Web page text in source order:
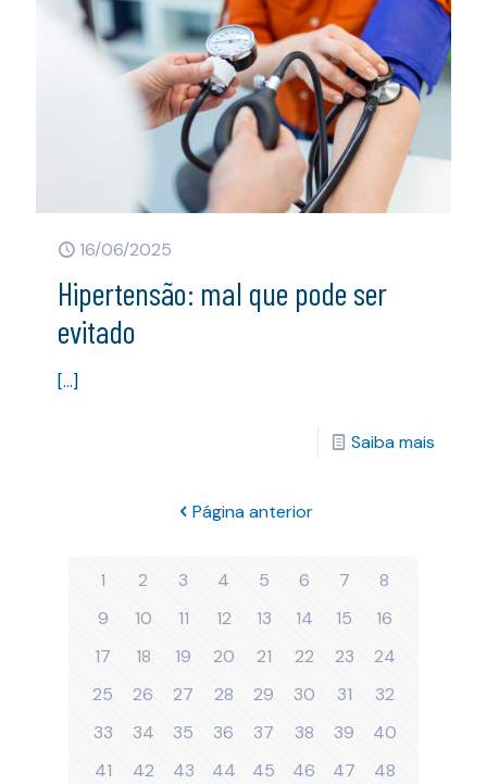
16/06/2025
Hipertensão: mal que pode ser
evitado
[…]
Saiba mais
Página anterior
1 2 3 4 5 6 7
8
9
10 11 12 13 14 15
16
17
18 19 20 21 22 23
24
25
26 27 28 29 30 31
32
33
34 35 36 37 38 39
40
41
42 43 44 45 46 47
48